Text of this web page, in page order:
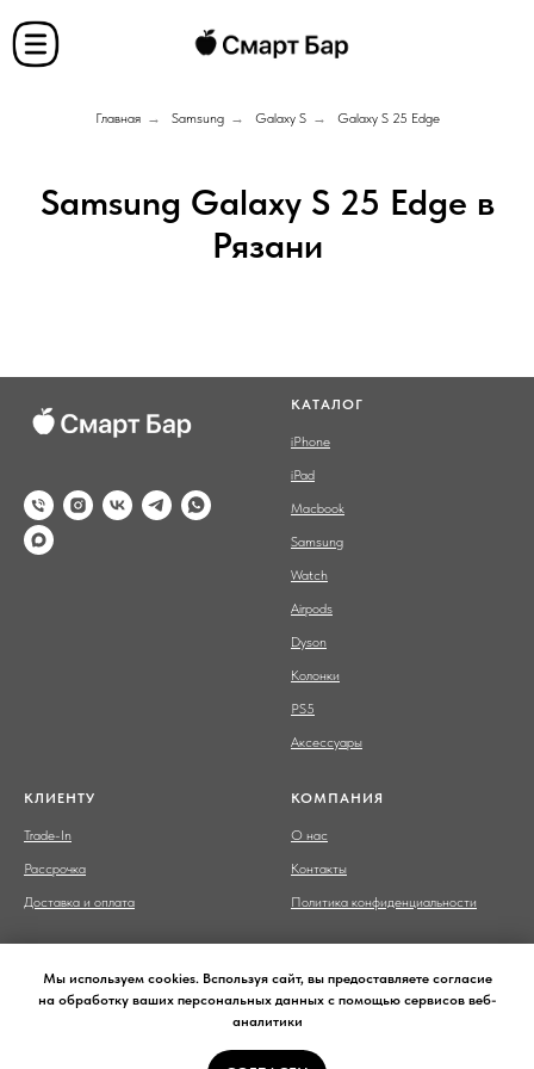
Главная → Samsung → Galaxy S → Galaxy S 25 Edge
Samsung Galaxy S 25 Edge в
Рязани
КАТАЛОГ
iPhone
iPad
Macbook
Samsung
Watch
Airpods
Dyson
Колонки
PS5
Аксессуары
КЛИЕНТУ
Trade-In
Рассрочка
Доставка и оплата
КОМПАНИЯ
О нас
Контакты
Политика конфиденциальности
Сайт носит сугубо информационный характер и не является
определяемой Статьей 437 (2) ГК РФ.
Мы используем cookies. Bспользуя сайт, вы предоставляете согласие
на обработку ваших персональных данных с помощью сервисов веб-
аналитики